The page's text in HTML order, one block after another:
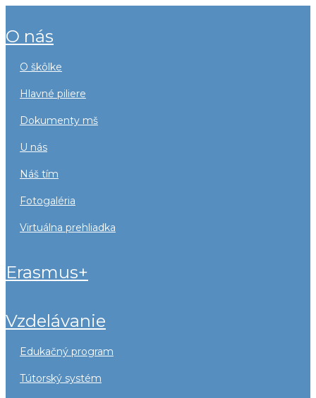
o nás
o škôlke
hlavné piliere
dokumenty mš
u nás
náš tím
fotogaléria
virtuálna prehliadka
erasmus+
vzdelávanie
edukačný program
tútorský systém